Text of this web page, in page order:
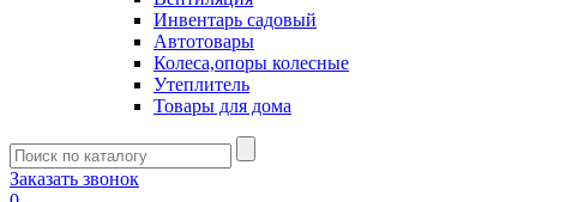
Инвентарь садовый
Автотовары
Колеса,опоры колесные
Утеплитель
Товары для дома
Заказать звонок